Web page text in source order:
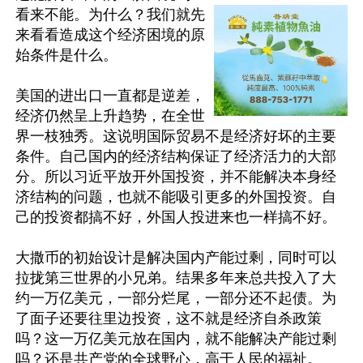
看来不能。为什么？我们就先
来看看造成这个经济困境的原
始条件是什么。
美国的进出口一直都是逆差，
经济仍然呈上升趋势，在全世
界一枝独秀。这说明国际贸易不是经济好坏的主要
条件。自己国内的经济结构保证了经济活力的大部
分。所以习近平放开外国投资，并不能解决本身经
济结构的问题，也就不能吸引更多的外国投资。自
己的投资都搞不好，外国人投进来也一样搞不好。
大撒币的初始设计是解决国内产能过剩，同时可以
拉拢第三世界的小兄弟。结果多年来总共投入了大
约一万亿美元，一部分烂尾，一部分还不起债。为
了面子还要往里边投资，这不就是经济自杀政策
吗？这一万亿美元放在国内，就不能解决产能过剩
吗？还是共产党的全球野心，高于人民的福祉。